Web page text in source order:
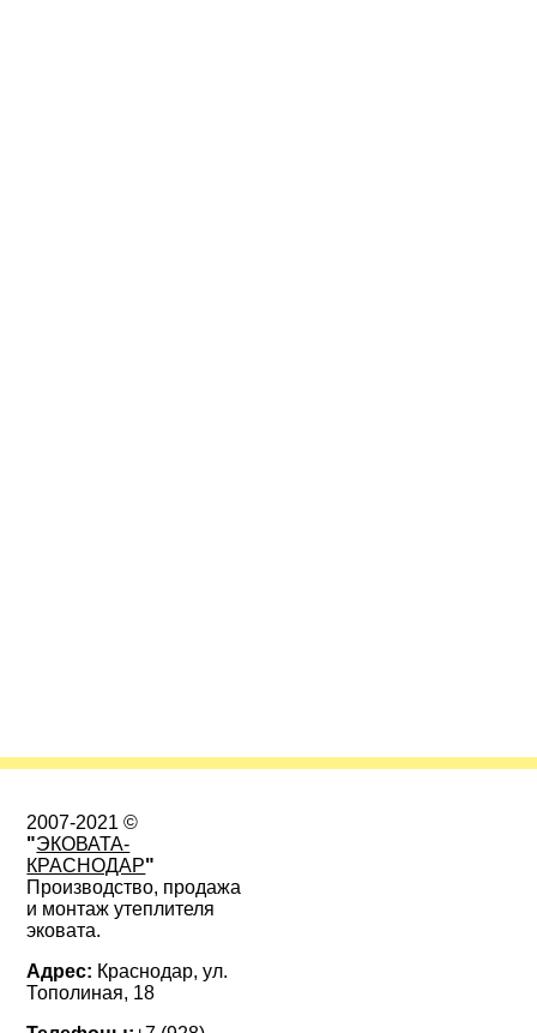
2007-2021 ©
"ЭКОВАТА-
КРАСНОДАР"
Производство, продажа
и монтаж утеплителя
эковата.
Адрес: Краснодар, ул.
Тополиная, 18